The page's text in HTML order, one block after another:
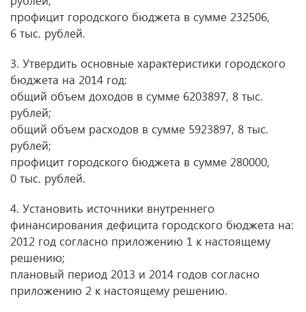
профицит городского бюджета в сумме 232506,
6 тыс. рублей.
3. Утвердить основные характеристики городского
бюджета на 2014 год:
общий объем доходов в сумме 6203897, 8 тыс.
рублей;
общий объем расходов в сумме 5923897, 8 тыс.
рублей;
профицит городского бюджета в сумме 280000,
0 тыс. рублей.
4. Установить источники внутреннего
финансирования дефицита городского бюджета на:
2012 год согласно приложению 1 к настоящему
решению;
плановый период 2013 и 2014 годов согласно
приложению 2 к настоящему решению.